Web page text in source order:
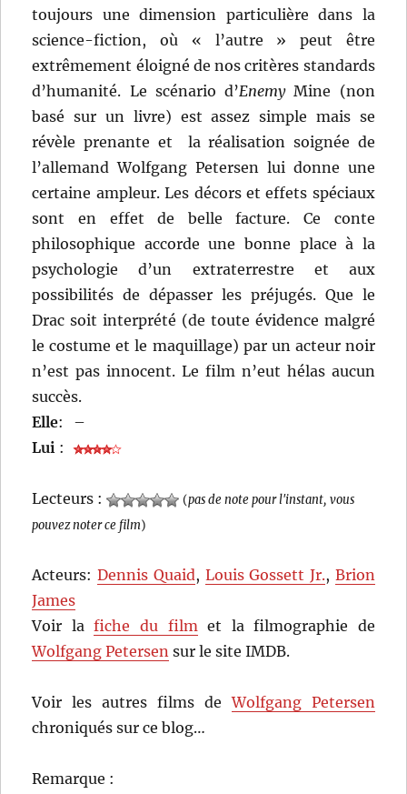
toujours une dimension particulière dans la
science-fiction, où « l’autre » peut être
extrêmement éloigné de nos critères standards
d’humanité. Le scénario d’EnemyMine (non
basé sur un livre) est assez simple mais se
révèle prenante et la réalisation soignée de
l’allemand Wolfgang Petersen lui donne une
certaine ampleur. Les décors et effets spéciaux
sont en effet de belle facture. Ce conte
philosophique accorde une bonne place à la
psychologie d’un extraterrestre et aux
possibilités de dépasser les préjugés. Que le
Drac soit interprété (de toute évidence malgré
le costume et le maquillage) par un acteur noir
n’est pas innocent. Le film n’eut hélas aucun
succès.
Elle:
–
Lui :
Lecteurs : (pas de note pour l'instant, vous
pouvez noter ce film)
Acteurs:Dennis Quaid, Louis Gossett Jr., Brion
James
Voir lafiche du filmet la filmographie de
Wolfgang Petersen sur le site IMDB.
Voir les autres films deWolfgang Petersen
chroniqués sur ce blog…
Remarque :